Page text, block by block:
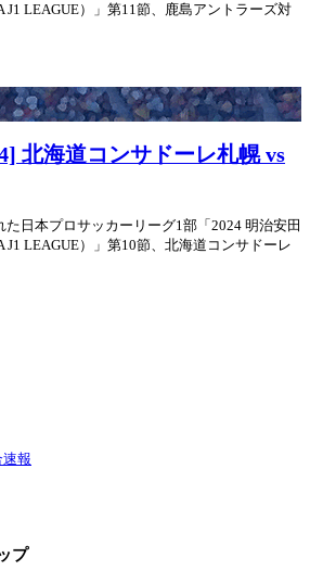
J1 LEAGUE）」第11節、鹿島アントラーズ対
北海道コンサドーレ札幌 vs
日本プロサッカーリーグ1部「2024 明治安田
J1 LEAGUE）」第10節、北海道コンサドーレ
報
プ